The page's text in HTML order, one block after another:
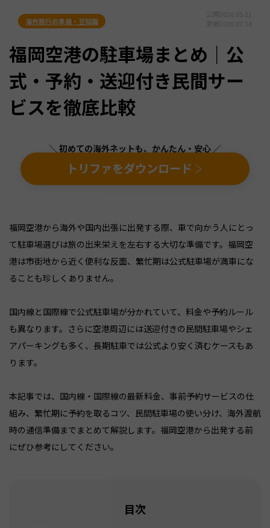
海外旅行の準備・豆知識
福岡空港の駐車場まとめ｜公
式・予約・送迎付き民間サー
ビスを徹底比較
＼ 初めての海外ネットも、かんたん・安心 ／
トリファをダウンロード
福岡空港から海外や国内出張に出発する際、車で向かう人にとっ
て駐車場選びは旅の出来栄えを左右する大切な準備です。福岡空
港は市街地から近く便利な反面、繁忙期は公式駐車場が満車にな
ることも珍しくありません。
国内線と国際線で公式駐車場が分かれていて、料金や予約ルール
も異なります。さらに空港周辺には送迎付きの民間駐車場やシェ
アパーキングも多く、長期駐車では公式より安く済むケースもあ
ります。
本記事では、国内線・国際線の最新料金、事前予約サービスの仕
組み、繁忙期に予約を取るコツ、民間駐車場の使い分け、海外渡航
時の通信準備までまとめて解説します。福岡空港から出発する前
にぜひ参考にしてください。
目次